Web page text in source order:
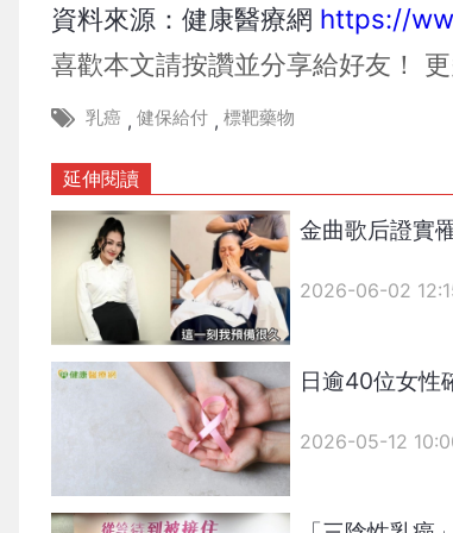
資料來源：健康醫療網 https://
喜歡本文請按讚並分享給好友！
乳癌 , 健保給付 , 標靶藥物
延伸閱讀
金曲歌后證實
2026-06-02
日逾40位女性
2026-05-12